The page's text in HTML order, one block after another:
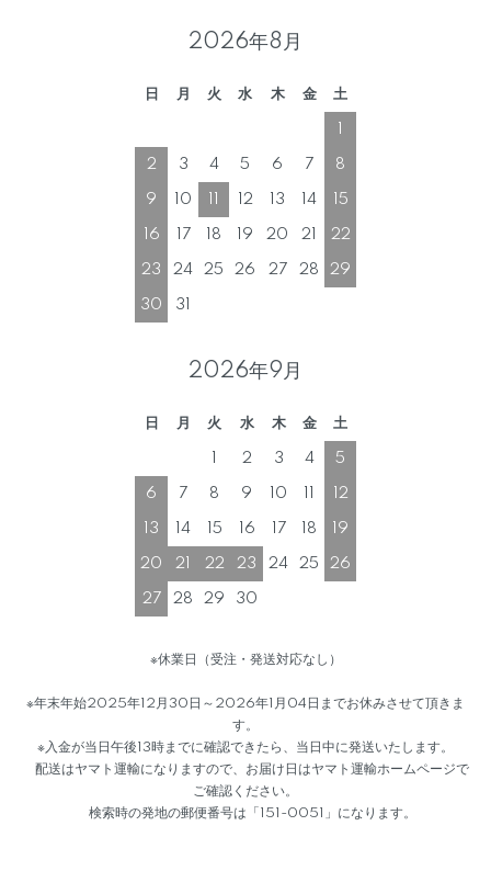
2026年8月
日 月 火 水 木 金 土
2 3 4 5 6 7 8
9 10 12 13 14 15
16 17 18 19 20 21 22
23 24 25 26 27 28 29
30 31
2026年9月
日 月 火 水 木 金 土
2 3 4 5
6 7 8 9 10 12
13 14 15 16 17 18 19
20 21 22 23 24 25 26
27 28 29 30
※休業日（受注・発送対応なし）
※年末年始2025年12月30日～2026年1月04日までお休みさせて頂きま
す。
※入金が当日午後13時までに確認できたら、当日中に発送いたします。
配送はヤマト運輸になりますので、お届け日はヤマト運輸ホームページで
ご確認ください。
検索時の発地の郵便番号は「151-0051」になります。